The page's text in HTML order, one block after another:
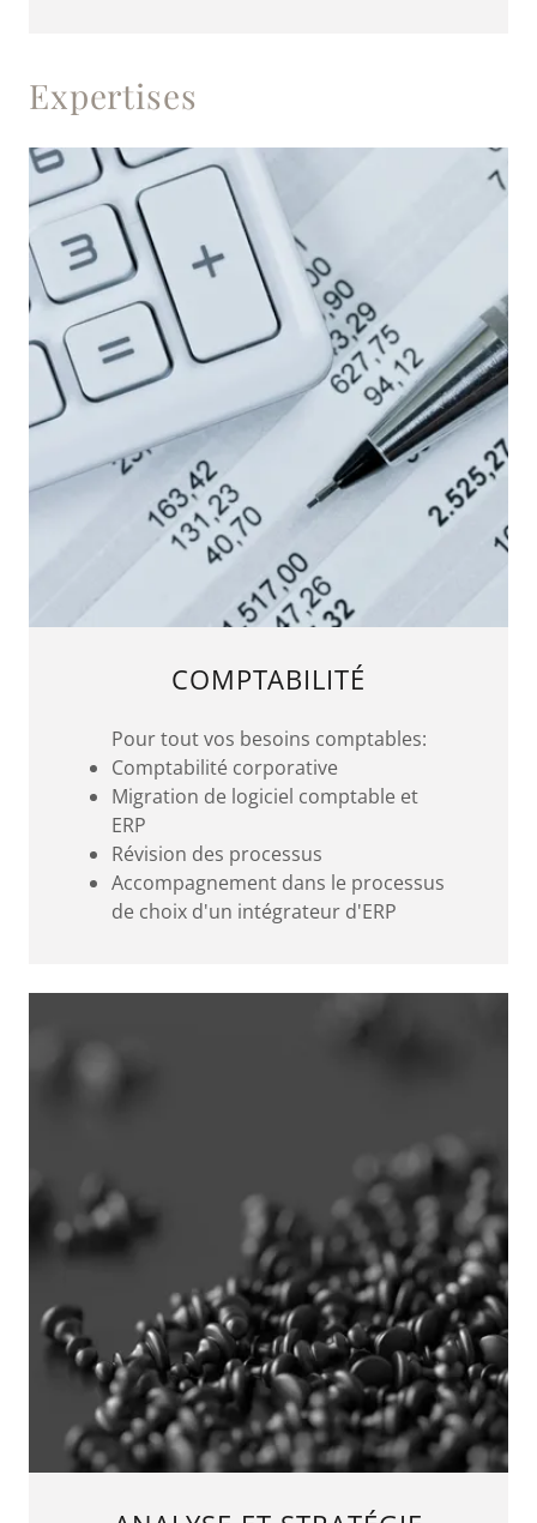
Expertises
COMPTABILITÉ
Pour tout vos besoins comptables:
Comptabilité corporative
Migration de logiciel comptable et
ERP
Révision des processus
Accompagnement dans le processus
de choix d'un intégrateur d'ERP